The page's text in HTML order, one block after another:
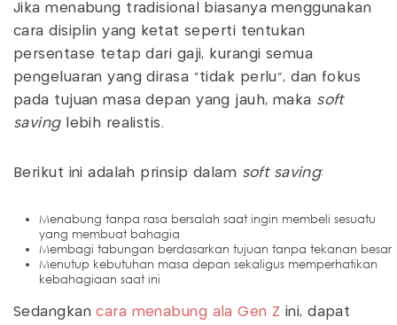
Jika menabung tradisional biasanya menggunakan
cara disiplin yang ketat seperti tentukan
persentase tetap dari gaji, kurangi semua
pengeluaran yang dirasa “tidak perlu”, dan fokus
pada tujuan masa depan yang jauh, maka soft
savinglebih realistis.
Berikut ini adalah prinsip dalam soft saving:
Menabung tanpa rasa bersalah saat ingin membeli sesuatu
yang membuat bahagia
Membagi tabungan berdasarkan tujuan tanpa tekanan besar
Menutup kebutuhan masa depan sekaligus memperhatikan
kebahagiaan saat ini
Sedangkancara menabung ala Gen Z ini, dapat